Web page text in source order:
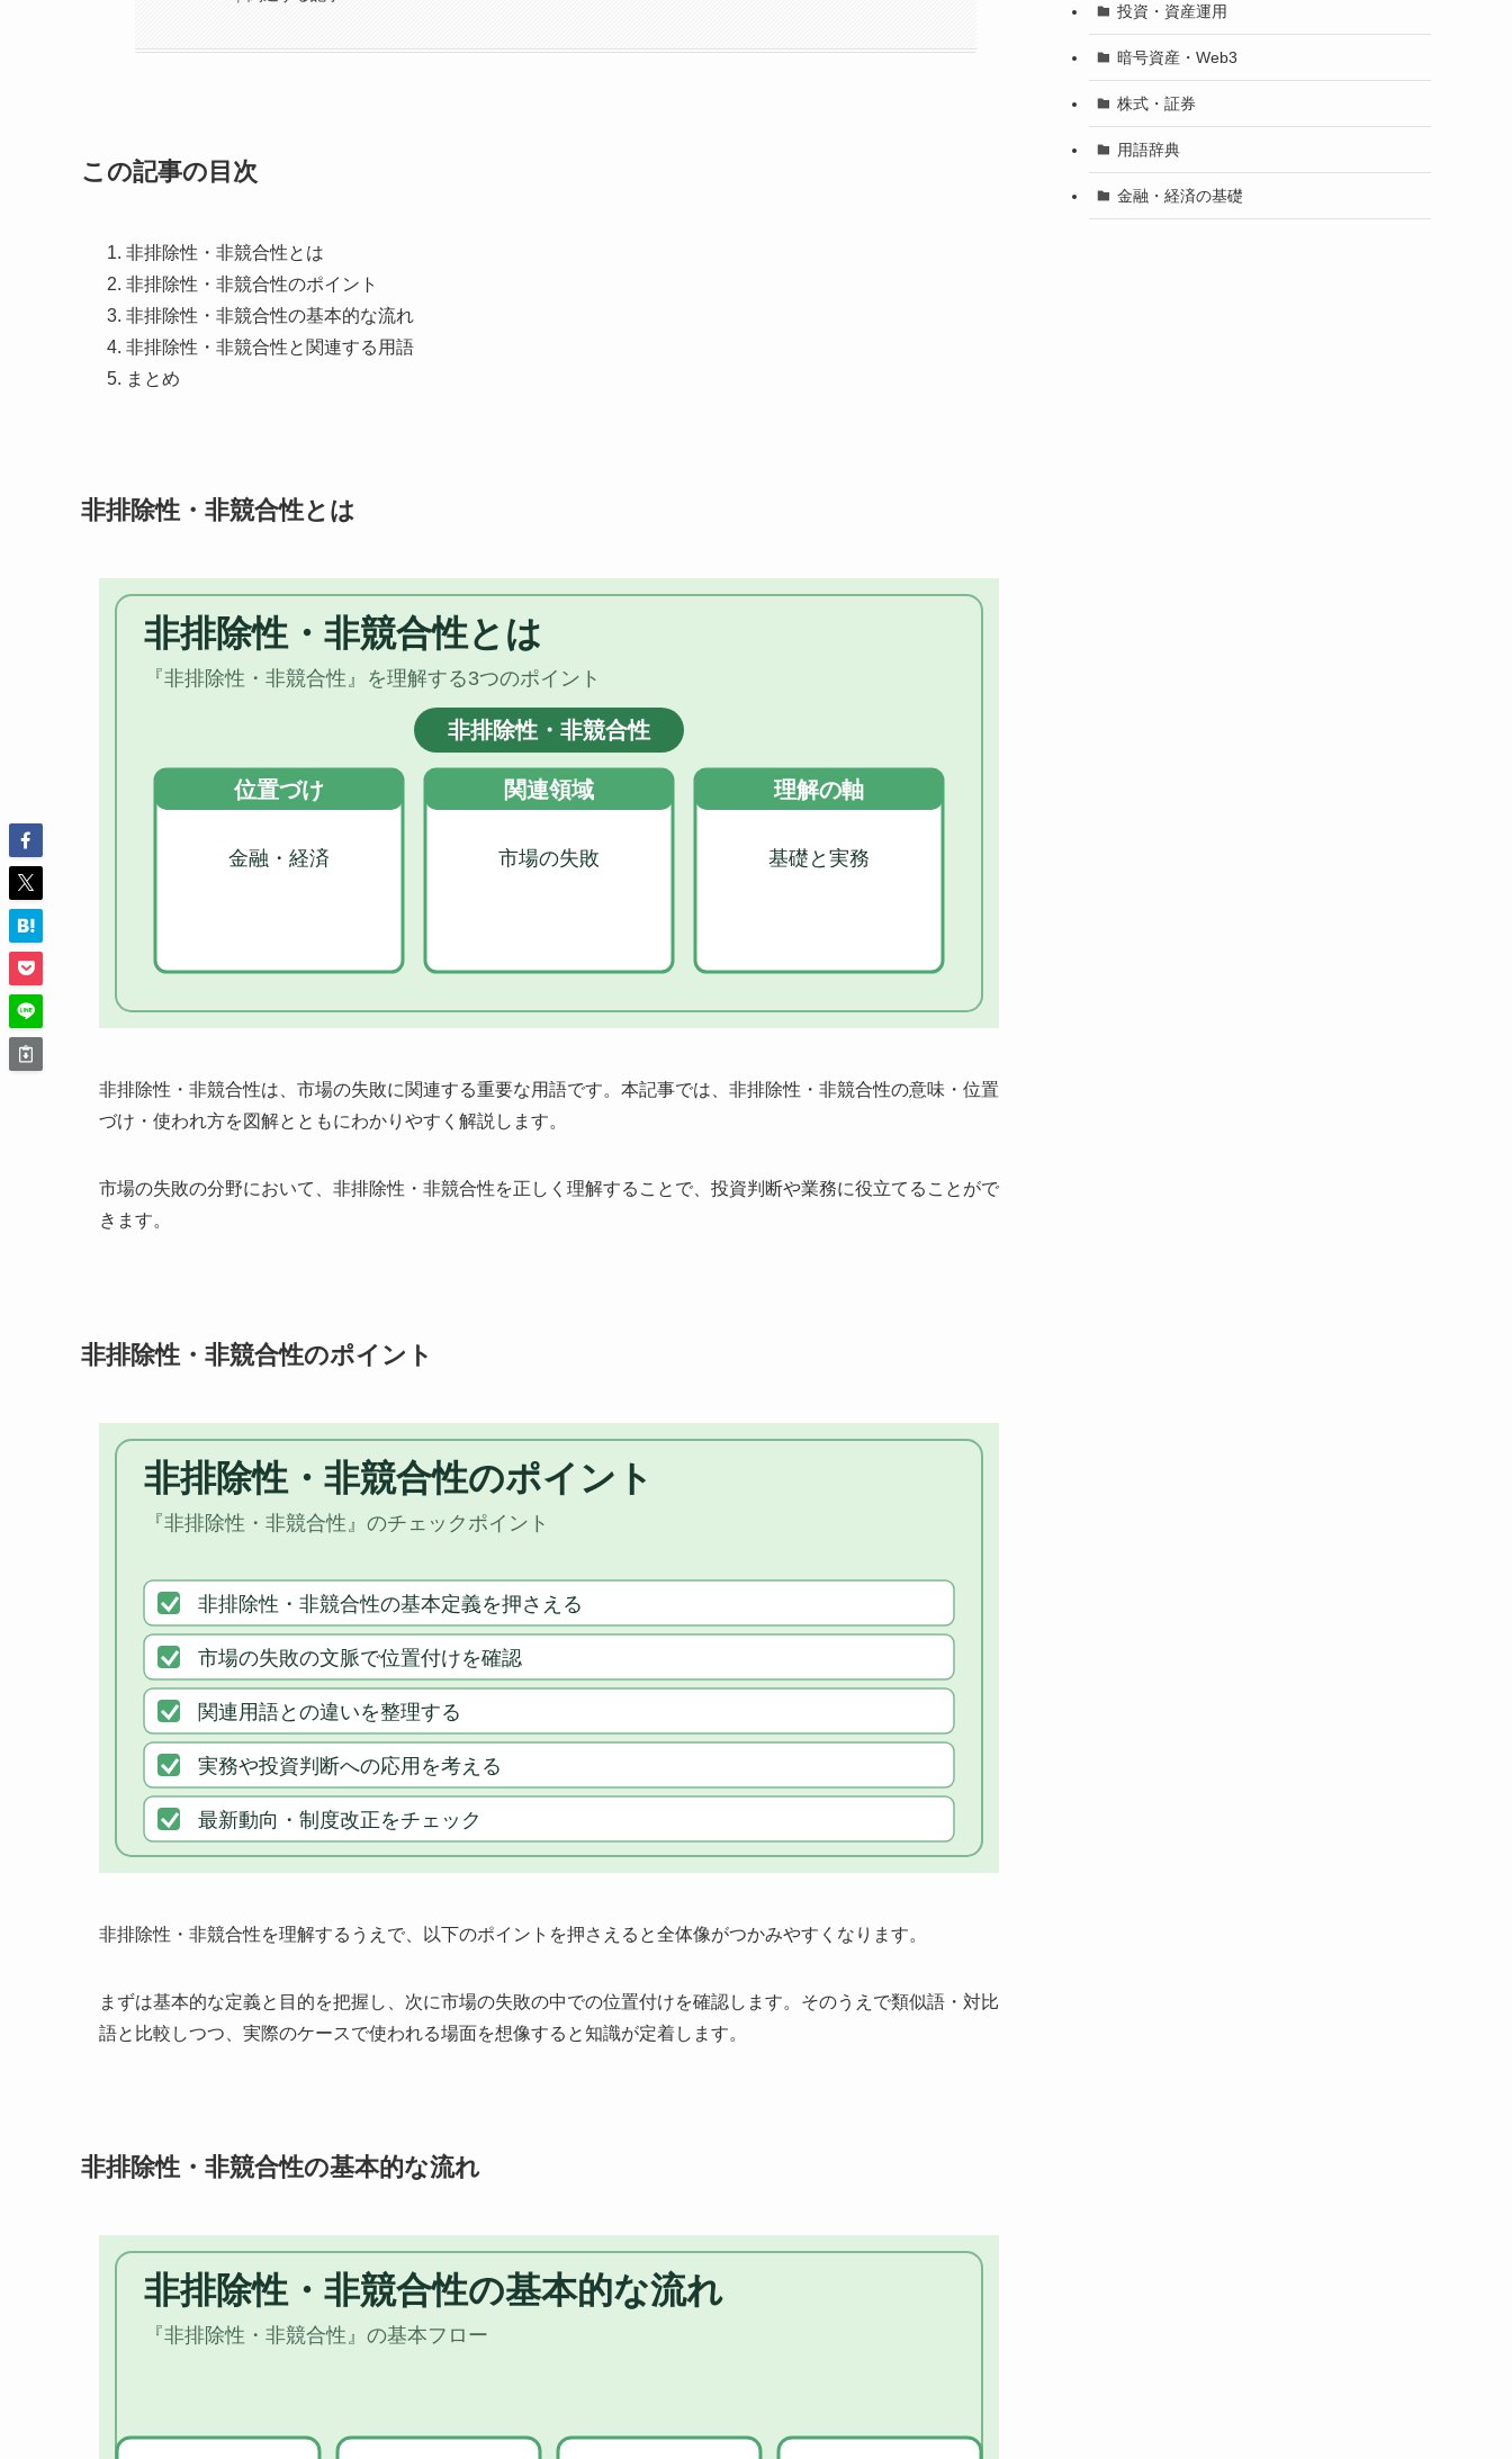
この記事の目次
非排除性・非競合性とは
非排除性・非競合性のポイント
非排除性・非競合性の基本的な流れ
非排除性・非競合性と関連する用語
まとめ
非排除性・非競合性とは
非排除性・非競合性は、市場の失敗に関連する重要な用語です。本記事では、非排除性・非競合性の意味・位置
づけ・使われ方を図解とともにわかりやすく解説します。
市場の失敗の分野において、非排除性・非競合性を正しく理解することで、投資判断や業務に役立てることがで
きます。
非排除性・非競合性のポイント
非排除性・非競合性を理解するうえで、以下のポイントを押さえると全体像がつかみやすくなります。
まずは基本的な定義と目的を把握し、次に市場の失敗の中での位置付けを確認します。そのうえで類似語・対比
語と比較しつつ、実際のケースで使われる場面を想像すると知識が定着します。
非排除性・非競合性の基本的な流れ
投資・資産運用
暗号資産・Web3
株式・証券
用語辞典
金融・経済の基礎